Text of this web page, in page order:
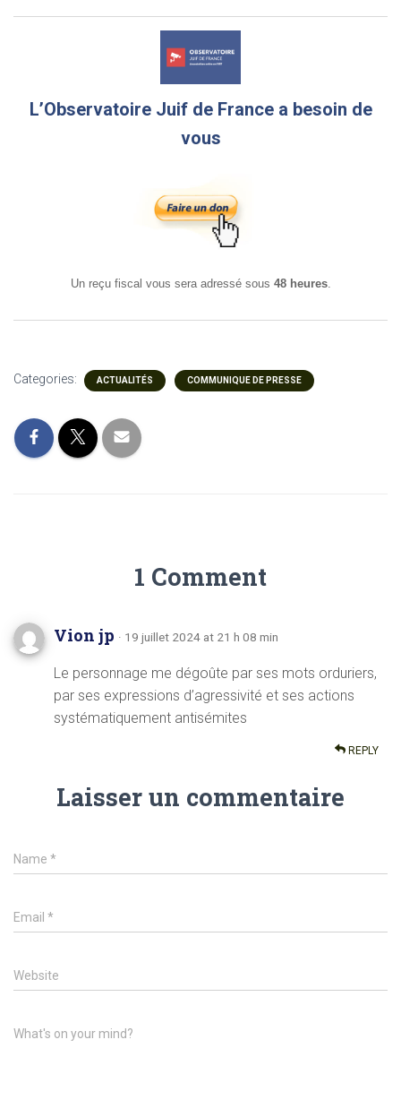
L’Observatoire Juif de France a besoin de
vous
Un reçu fiscal vous sera adressé sous 48 heures.
Categories: ACTUALITÉS COMMUNIQUE DE PRESSE
1 Comment
Vion jp · 19 juillet 2024 at 21 h 08 min
Le personnage me dégoûte par ses mots orduriers,
par ses expressions d’agressivité et ses actions
systématiquement antisémites
REPLY
Laisser un commentaire
Name *
Email *
Website
What's on your mind?